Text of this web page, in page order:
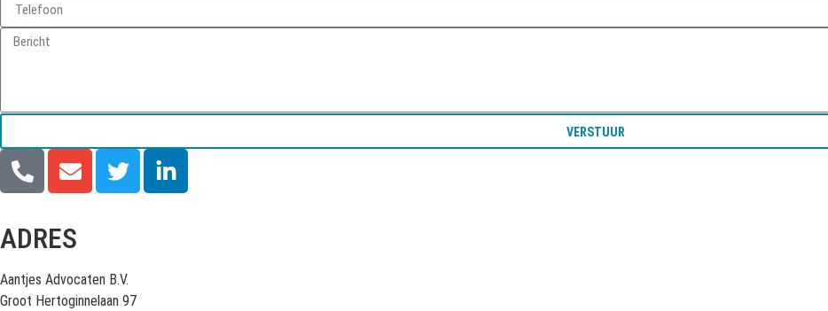
VERSTUUR
ADRES
Aantjes Advocaten B.V.
Groot Hertoginnelaan 97